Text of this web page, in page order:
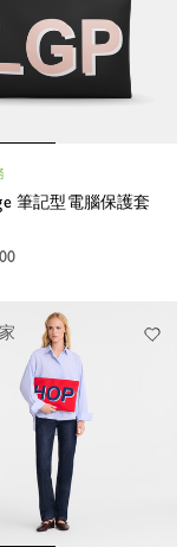
筆記型電腦保護套